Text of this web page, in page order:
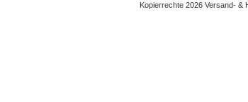
Kopierrechte 2026 Versand- &